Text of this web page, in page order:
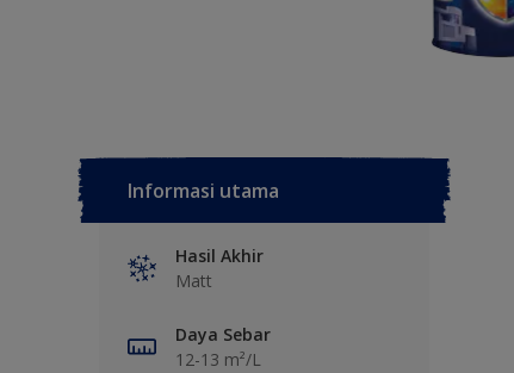
Informasi utama
Hasil Akhir
Matt
Daya Sebar
12-13 m²/L